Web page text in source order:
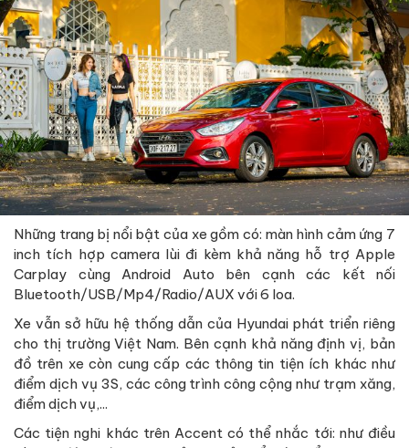
Những trang bị nổi bật của xe gồm có: màn hình cảm ứng 7
inch tích hợp camera lùi đi kèm khả năng hỗ trợ Apple
Carplay cùng Android Auto bên cạnh các kết nối
Bluetooth/USB/Mp4/Radio/AUX với 6 loa.
Xe vẫn sở hữu hệ thống dẫn của Hyundai phát triển riêng
cho thị trường Việt Nam. Bên cạnh khả năng định vị, bản
đồ trên xe còn cung cấp các thông tin tiện ích khác như
điểm dịch vụ 3S, các công trình công cộng như trạm xăng,
điểm dịch vụ,...
Các tiện nghi khác trên Accent có thể nhắc tới: như điều